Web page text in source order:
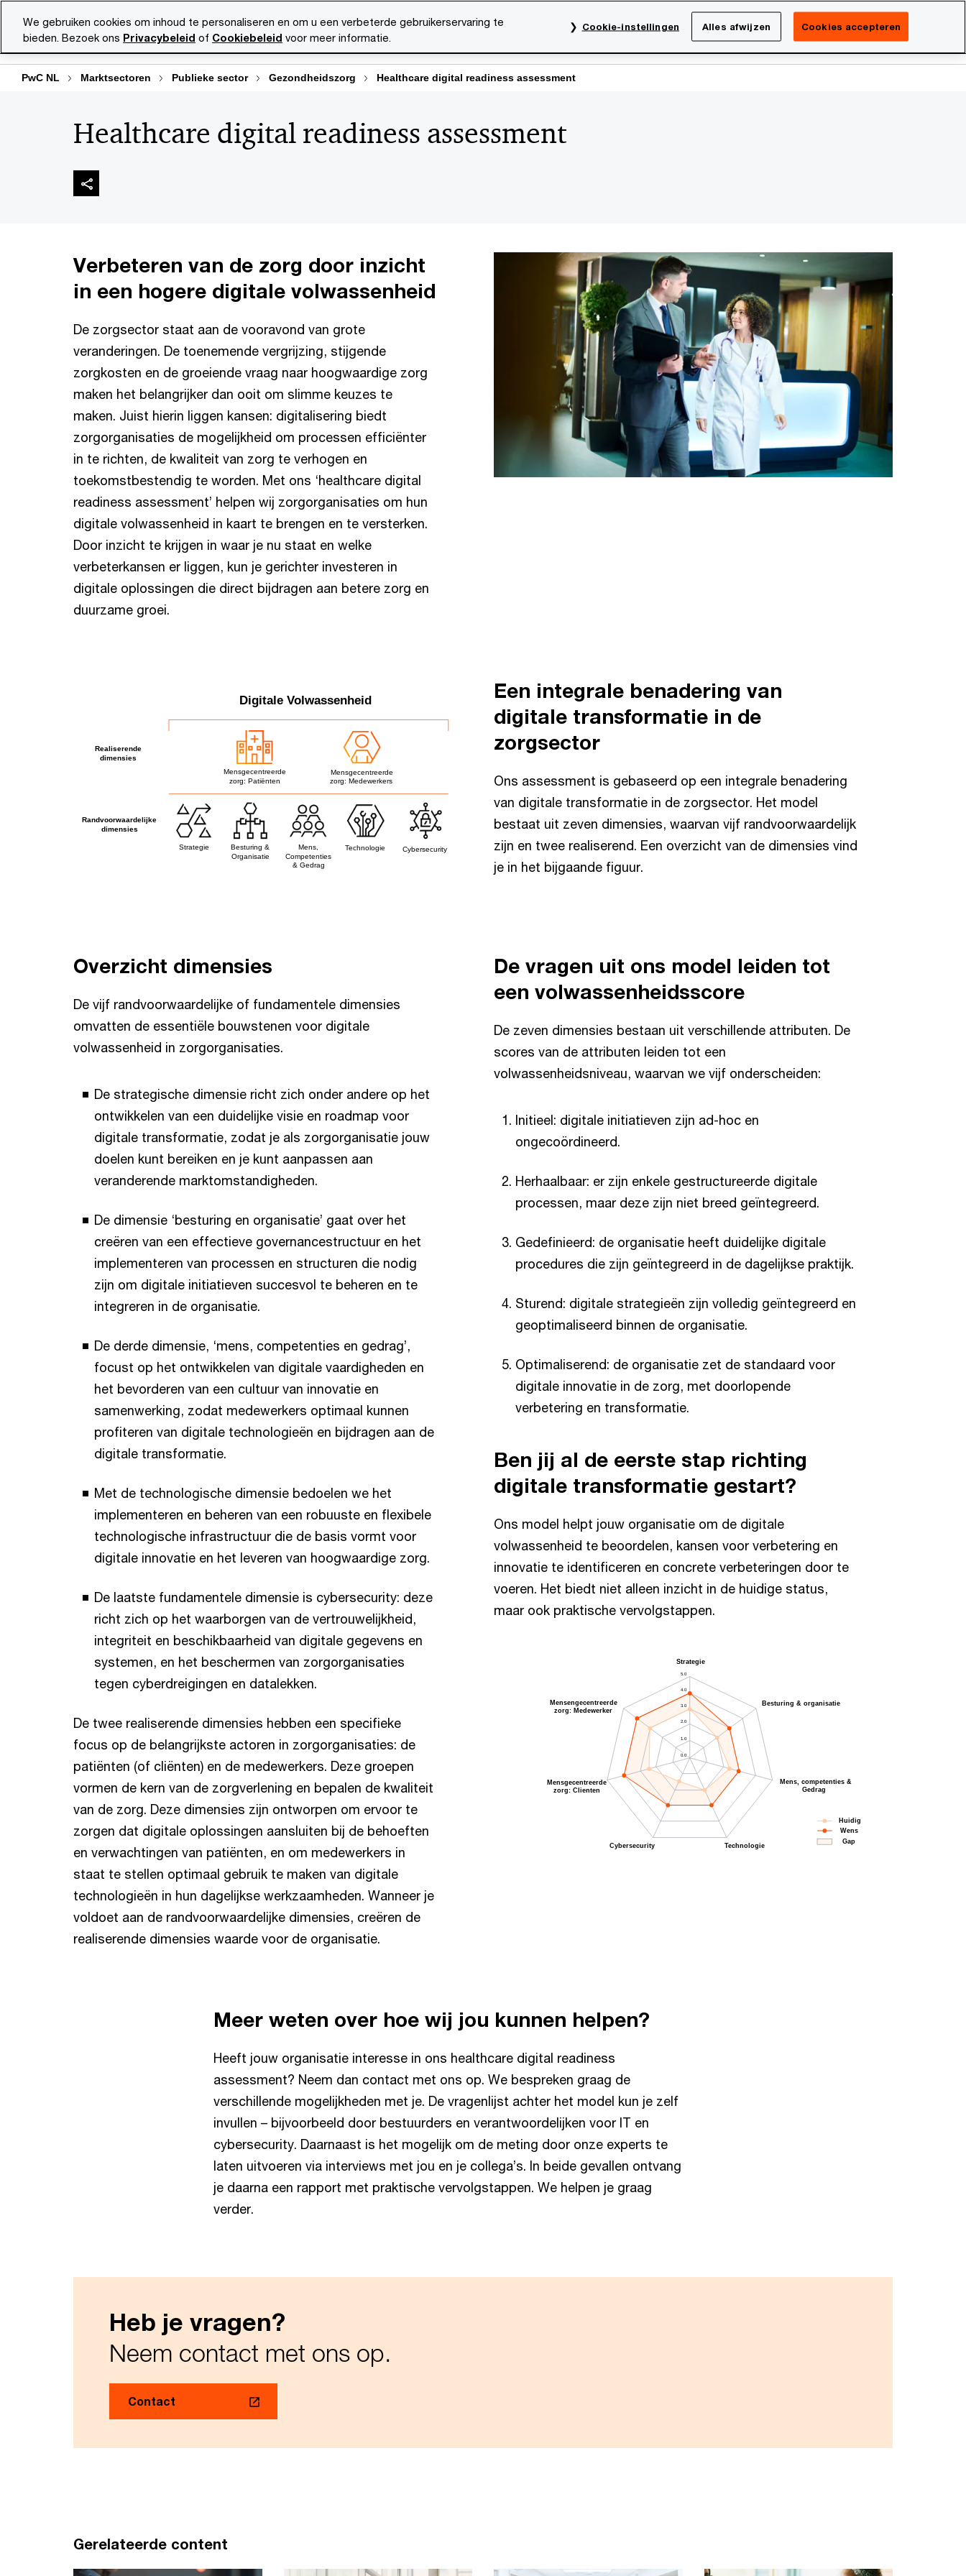
Diensten Marktsectoren Carrière
Netherlands
Search
PwC NL Marktsectoren Publieke sector Gezondheidszorg Healthcare digital readiness assessment
Healthcare digital readiness assessment
Verbeteren van de zorg door inzicht
in een hogere digitale volwassenheid
De zorgsector staat aan de vooravond van grote
veranderingen. De toenemende vergrijzing, stijgende
zorgkosten en de groeiende vraag naar hoogwaardige zorg
maken het belangrijker dan ooit om slimme keuzes te
maken. Juist hierin liggen kansen: digitalisering biedt
zorgorganisaties de mogelijkheid om processen efficiënter
in te richten, de kwaliteit van zorg te verhogen en
toekomstbestendig te worden. Met ons ‘healthcare digital
readiness assessment’ helpen wij zorgorganisaties om hun
digitale volwassenheid in kaart te brengen en te versterken.
Door inzicht te krijgen in waar je nu staat en welke
verbeterkansen er liggen, kun je gerichter investeren in
digitale oplossingen die direct bijdragen aan betere zorg en
duurzame groei.
Een integrale benadering van
digitale transformatie in de
zorgsector
Ons assessment is gebaseerd op een integrale benadering
van digitale transformatie in de zorgsector. Het model
bestaat uit zeven dimensies, waarvan vijf randvoorwaardelijk
zijn en twee realiserend. Een overzicht van de dimensies vind
je in het bijgaande figuur.
Overzicht dimensies
De vijf randvoorwaardelijke of fundamentele dimensies
omvatten de essentiële bouwstenen voor digitale
volwassenheid in zorgorganisaties.
De strategische dimensie richt zich onder andere op het
ontwikkelen van een duidelijke visie en roadmap voor
digitale transformatie, zodat je als zorgorganisatie jouw
doelen kunt bereiken en je kunt aanpassen aan
veranderende marktomstandigheden.
De dimensie ‘besturing en organisatie’ gaat over het
creëren van een effectieve governancestructuur en het
implementeren van processen en structuren die nodig
zijn om digitale initiatieven succesvol te beheren en te
integreren in de organisatie.
De derde dimensie, ‘mens, competenties en gedrag’,
focust op het ontwikkelen van digitale vaardigheden en
het bevorderen van een cultuur van innovatie en
samenwerking, zodat medewerkers optimaal kunnen
profiteren van digitale technologieën en bijdragen aan de
digitale transformatie.
Met de technologische dimensie bedoelen we het
implementeren en beheren van een robuuste en flexibele
technologische infrastructuur die de basis vormt voor
digitale innovatie en het leveren van hoogwaardige zorg.
De laatste fundamentele dimensie is cybersecurity: deze
richt zich op het waarborgen van de vertrouwelijkheid,
integriteit en beschikbaarheid van digitale gegevens en
systemen, en het beschermen van zorgorganisaties
tegen cyberdreigingen en datalekken.
De twee realiserende dimensies hebben een specifieke
focus op de belangrijkste actoren in zorgorganisaties: de
patiënten (of cliënten) en de medewerkers. Deze groepen
vormen de kern van de zorgverlening en bepalen de kwaliteit
van de zorg. Deze dimensies zijn ontworpen om ervoor te
zorgen dat digitale oplossingen aansluiten bij de behoeften
en verwachtingen van patiënten, en om medewerkers in
staat te stellen optimaal gebruik te maken van digitale
technologieën in hun dagelijkse werkzaamheden. Wanneer je
voldoet aan de randvoorwaardelijke dimensies, creëren de
realiserende dimensies waarde voor de organisatie.
De vragen uit ons model leiden tot
een volwassenheidsscore
De zeven dimensies bestaan uit verschillende attributen. De
scores van de attributen leiden tot een
volwassenheidsniveau, waarvan we vijf onderscheiden:
Initieel: digitale initiatieven zijn ad-hoc en
ongecoördineerd.
Herhaalbaar: er zijn enkele gestructureerde digitale
processen, maar deze zijn niet breed geïntegreerd.
Gedefinieerd: de organisatie heeft duidelijke digitale
procedures die zijn geïntegreerd in de dagelijkse praktijk.
Sturend: digitale strategieën zijn volledig geïntegreerd en
geoptimaliseerd binnen de organisatie.
Optimaliserend: de organisatie zet de standaard voor
digitale innovatie in de zorg, met doorlopende
verbetering en transformatie.
Ben jij al de eerste stap richting
digitale transformatie gestart?
Ons model helpt jouw organisatie om de digitale
volwassenheid te beoordelen, kansen voor verbetering en
innovatie te identificeren en concrete verbeteringen door te
voeren. Het biedt niet alleen inzicht in de huidige status,
maar ook praktische vervolgstappen.
Meer weten over hoe wij jou kunnen helpen?
Heeft jouw organisatie interesse in ons healthcare digital readiness
assessment? Neem dan contact met ons op. We bespreken graag de
verschillende mogelijkheden met je. De vragenlijst achter het model kun je zelf
invullen – bijvoorbeeld door bestuurders en verantwoordelijken voor IT en
cybersecurity. Daarnaast is het mogelijk om de meting door onze experts te
laten uitvoeren via interviews met jou en je collega’s. In beide gevallen ontvang
je daarna een rapport met praktische vervolgstappen. We helpen je graag
verder.
Heb je vragen?
Neem contact met ons op.
Contact
Gerelateerde content
We gebruiken cookies om inhoud te personaliseren en om u een verbeterde gebruikerservaring te
bieden. Bezoek ons Privacybeleid of Cookiebeleid voor meer informatie.
Cookie-instellingen Alles afwijzen Cookies accepteren